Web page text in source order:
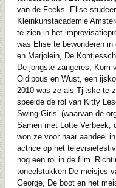
van de Feeks. Elise
Kleinkunstacademie
te zien in het
was Elise te bewonderen
en Marjolein, De
De jongste zangeres, Kom
Oidipous en Wust, een
2010 was ze als Tjitske te
speelde de rol van Kitty
Swing Girls’ (waarvan de
Samen met Lotte Verbeek,
won ze voor haar aandeel
actrice op het
nog een rol in de film
toneelstukken De meisjes
George, De boot en het